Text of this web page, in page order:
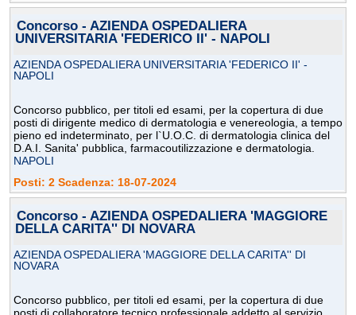
Concorso - AZIENDA OSPEDALIERA
UNIVERSITARIA 'FEDERICO II' - NAPOLI
AZIENDA OSPEDALIERA UNIVERSITARIA 'FEDERICO II' -
NAPOLI
Concorso pubblico, per titoli ed esami, per la copertura di due
posti di dirigente medico di dermatologia e venereologia, a tempo
pieno ed indeterminato, per l`U.O.C. di dermatologia clinica del
D.A.I. Sanita' pubblica, farmacoutilizzazione e dermatologia.
NAPOLI
Posti: 2 Scadenza: 18-07-2024
Concorso - AZIENDA OSPEDALIERA 'MAGGIORE
DELLA CARITA'' DI NOVARA
AZIENDA OSPEDALIERA 'MAGGIORE DELLA CARITA'' DI
NOVARA
Concorso pubblico, per titoli ed esami, per la copertura di due